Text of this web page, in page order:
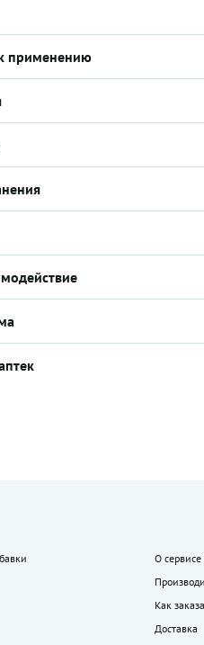
применению
О сервисе
Как
Доставка